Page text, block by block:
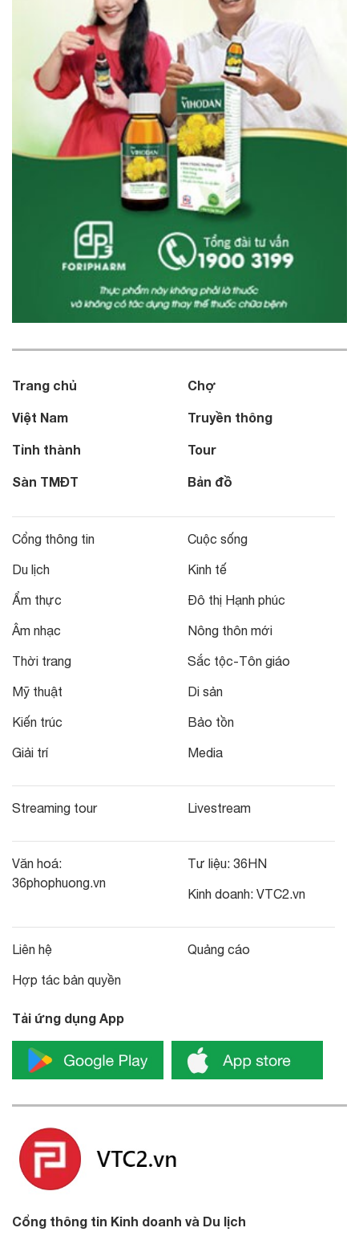
Trang chủ
Việt Nam
Tỉnh thành
Sàn TMĐT
Chợ
Truyền thông
Tour
Bản đồ
Cổng thông tin
Du lịch
Ẩm thực
Âm nhạc
Thời trang
Mỹ thuật
Kiến trúc
Giải trí
Cuộc sống
Kinh tế
Đô thị Hạnh phúc
Nông thôn mới
Sắc tộc-Tôn giáo
Di sản
Bảo tồn
Media
Streaming tour Livestream
Văn hoá:
36phophuong.vn
Tư liệu: 36HN
Kinh doanh: VTC2.vn
Liên hệ
Hợp tác bản quyền
Quảng cáo
Tải ứng dụng App
Cổng thông tin Kinh doanh và Du lịch